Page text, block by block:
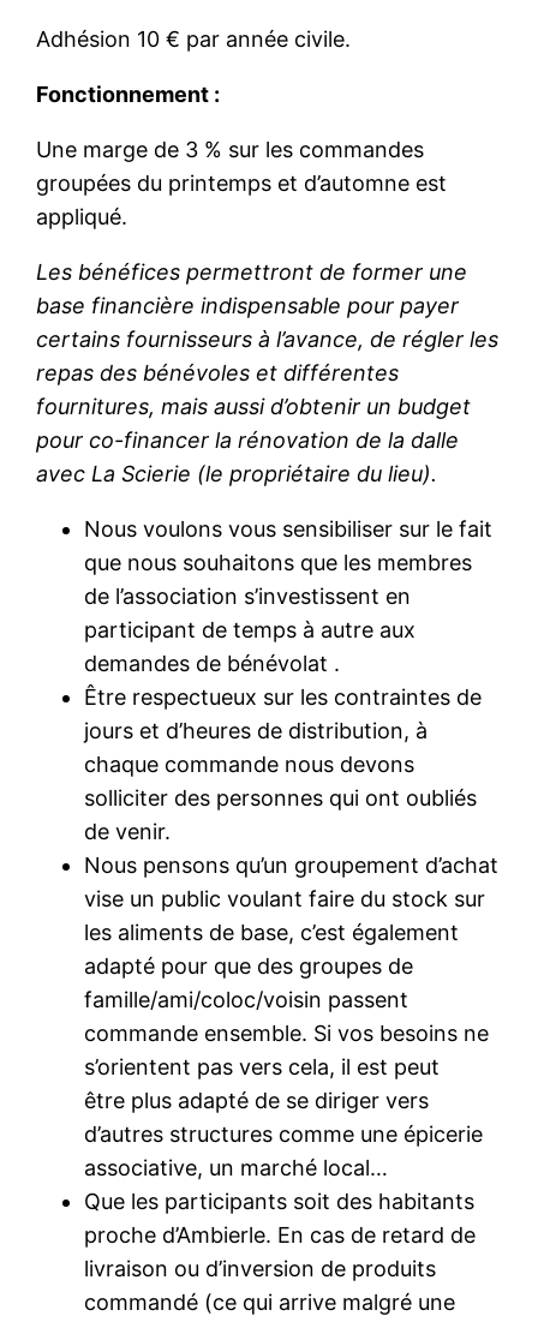
Adhésion 10 € par année civile.
Fonctionnement :
Une marge de 3 % sur les commandes
groupées du printemps et d’automne est
appliqué.
Les bénéfices permettront de former une
base financière indispensable pour payer
certains fournisseurs à l’avance, de régler les
repas des bénévoles et différentes
fournitures, mais aussi d’obtenir un budget
pour co-financer la rénovation de la dalle
avec La Scierie (le propriétaire du lieu).
Nous voulons vous sensibiliser sur le fait
que nous souhaitons que les membres
de l’association s’investissent en
participant de temps à autre aux
demandes de bénévolat .
Être respectueux sur les contraintes de
jours et d’heures de distribution, à
chaque commande nous devons
solliciter des personnes qui ont oubliés
de venir.
Nous pensons qu’un groupement d’achat
vise un public voulant faire du stock sur
les aliments de base, c’est également
adapté pour que des groupes de
famille/ami/coloc/voisin passent
commande ensemble. Si vos besoins ne
s’orientent pas vers cela, il est peut
être plus adapté de se diriger vers
d’autres structures comme une épicerie
associative, un marché local…
Que les participants soit des habitants
proche d’Ambierle. En cas de retard de
livraison ou d’inversion de produits
commandé (ce qui arrive malgré une